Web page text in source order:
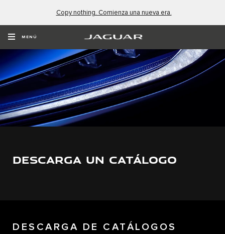
Copy nothing. Comienza una nueva era.
MENÚ
DESCARGA UN CATÁLOGO
DESCARGA DE CATÁLOGOS